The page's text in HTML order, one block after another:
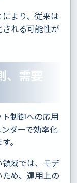
より、従来は
れる可能性が
需要
制御への応用
ダーで効率化
。
域では、モデ
め、運用上の